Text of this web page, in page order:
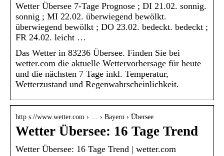
Wetter Übersee 7-Tage Prognose ; DI 21.02. sonnig.
sonnig ; MI 22.02. überwiegend bewölkt.
überwiegend bewölkt ; DO 23.02. bedeckt. bedeckt ;
FR 24.02. leicht …
Das Wetter in 83236 Übersee. Finden Sie bei
wetter.com die aktuelle Wettervorhersage für heute
und die nächsten 7 Tage inkl. Temperatur,
Wetterzustand und Regenwahrscheinlichkeit.
http s://www.wetter.com › … › Bayern › Übersee
Wetter Übersee: 16 Tage Trend
Wetter Übersee: 16 Tage Trend | wetter.com